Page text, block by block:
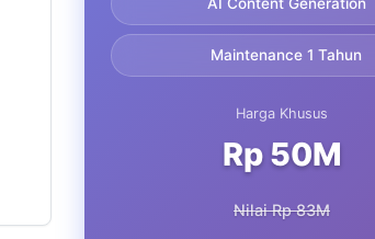
Maintenance 1 Tahun
Harga Khusus
Rp 50M
Nilai Rp 83M